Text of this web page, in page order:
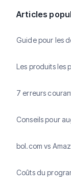
Articles
Guide pour les
Les produits les
7 erreurs
Conseils pour
bol.com vs
Coûts du